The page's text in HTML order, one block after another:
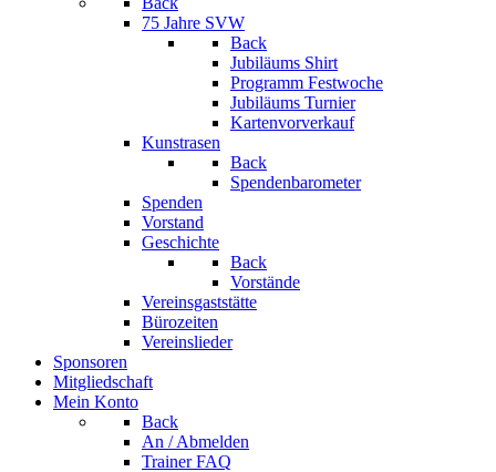
75 Jahre SVW
Back
Jubiläums Shirt
Programm Festwoche
Jubiläums Turnier
Kartenvorverkauf
Kunstrasen
Back
Spendenbarometer
Spenden
Vorstand
Geschichte
Back
Vorstände
Vereinsgaststätte
Bürozeiten
Vereinslieder
Sponsoren
Mitgliedschaft
Mein Konto
Back
An / Abmelden
Trainer FAQ